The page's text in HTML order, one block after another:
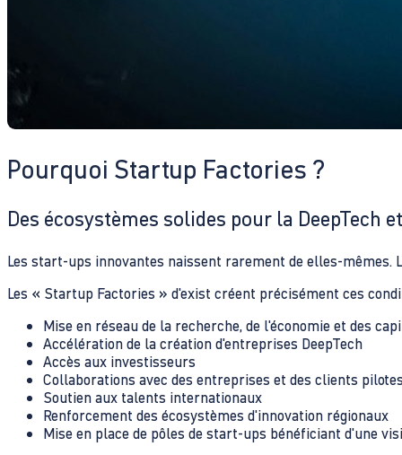
Pourquoi Startup Factories ?
Des écosystèmes solides pour la DeepTech
Les start-ups innovantes naissent rarement de elles-
Les « Startup Factories » d'exist créent précisément ces
Mise en réseau de la recherche, de l'économie et des
Accélération de la création d'entreprises DeepTech
Accès aux investisseurs
Collaborations avec des entreprises et des clients
Soutien aux talents internationaux
Renforcement des écosystèmes d'innovation régionaux
Mise en place de pôles de start-ups bénéficiant d'une